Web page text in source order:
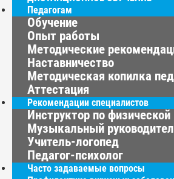
Педагогам
Обучение
Опыт работы
Методические
Наставничество
Методическая копилка
Аттестация
Рекомендации специалистов
Инструктор по физической
Музыкальный
Учитель-логопед
Педагог-психолог
Часто задаваемые вопросы